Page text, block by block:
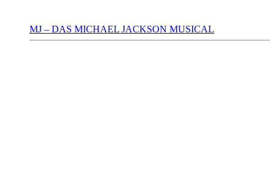
MJ – DAS MICHAEL JACKSON MUSICAL